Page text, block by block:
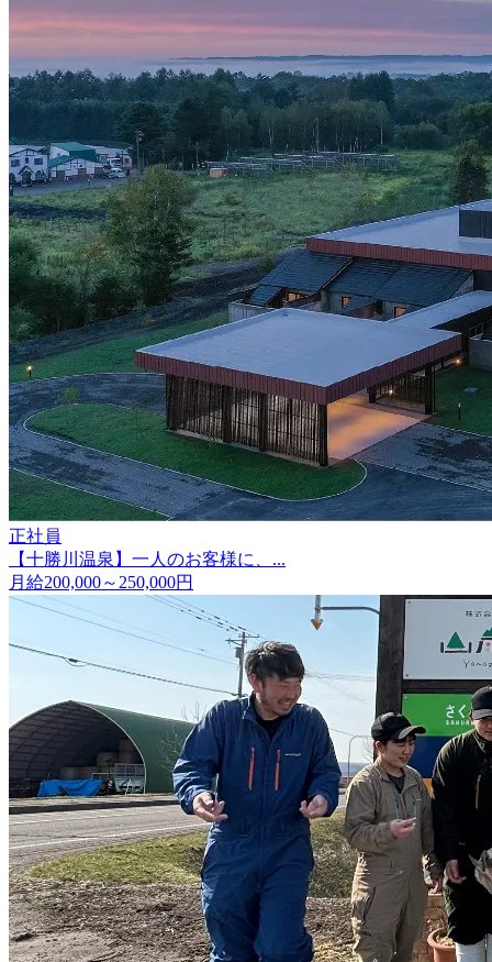
正社員
【十勝川温泉】一人のお客様に、...
月給200,000～250,000円